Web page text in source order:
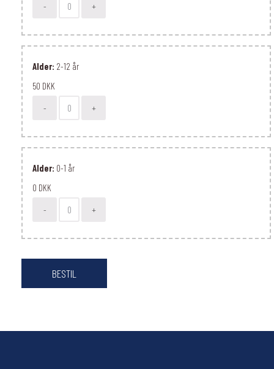
-
+
Alder: 2-12 år
50 DKK
-
+
Alder: 0-1 år
0 DKK
-
+